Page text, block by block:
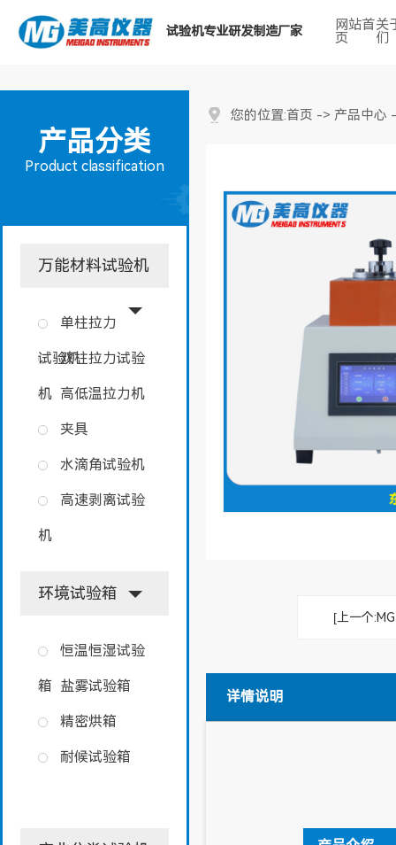
试验机专业研发制造厂家
网站首
页
关
们
产品分类
Product classification
万能材料试验机
单柱拉力
试验机双柱拉力试验
机 高低温拉力机
夹具
水滴角试验机
高速剥离试验
机
环境试验箱
恒温恒湿试验
箱 盐雾试验箱
精密烘箱
耐候试验箱
您的位置:首页 -> 产品中心
[上一个
详情说明